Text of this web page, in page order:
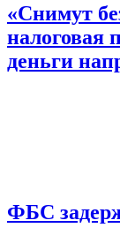
«Снимут
налоговая
деньги
ФБС